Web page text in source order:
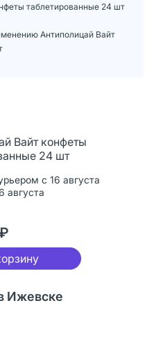
таблетированные 24 шт
Антиполицай Вайт
Вайт конфеты
24 шт
с 16 августа
августа
Ижевске